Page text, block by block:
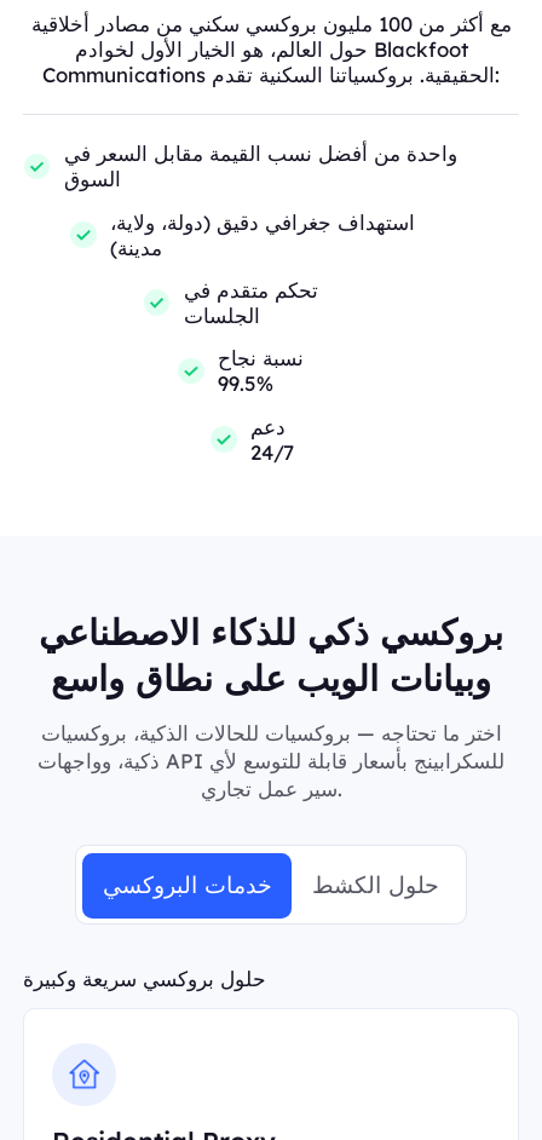
مع أكثر من 100 مليون بروكسي سكني من مصادر أخلاقية
حول العالم، هو الخيار الأول لخوادم Blackfoot
Communications الحقيقية. بروكسياتنا السكنية تقدم:
واحدة من أفضل نسب القيمة مقابل السعر في
السوق
استهداف جغرافي دقيق (دولة، ولاية،
مدينة)
تحكم متقدم في
الجلسات
نسبة نجاح
99.5%
دعم
24/7
بروكسي ذكي للذكاء الاصطناعي
وبيانات الويب على نطاق واسع
اختر ما تحتاجه — بروكسيات للحالات الذكية، بروكسيات
ذكية، وواجهات API للسكرابينج بأسعار قابلة للتوسع لأي
سير عمل تجاري.
خدمات البروكسي حلول الكشط
حلول بروكسي سريعة وكبيرة